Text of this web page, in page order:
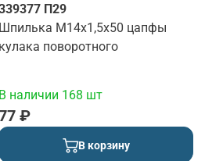
П29
Шпилька М14х1,5х50 цапфы
кулака поворотного
В наличии 168 шт
₽
В корзину